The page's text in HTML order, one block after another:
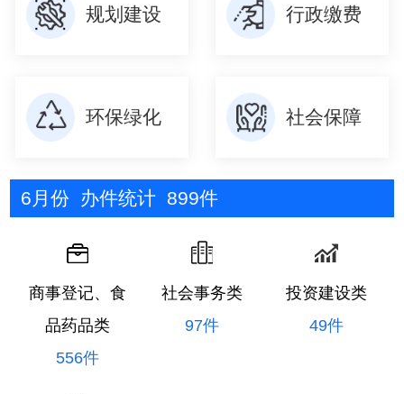
规划建设 行政缴费
环保绿化 社会保障
6月份 办件统计 899件
商事登记、食
品药品类
556件
社会事务类
97件
投资建设类
49件